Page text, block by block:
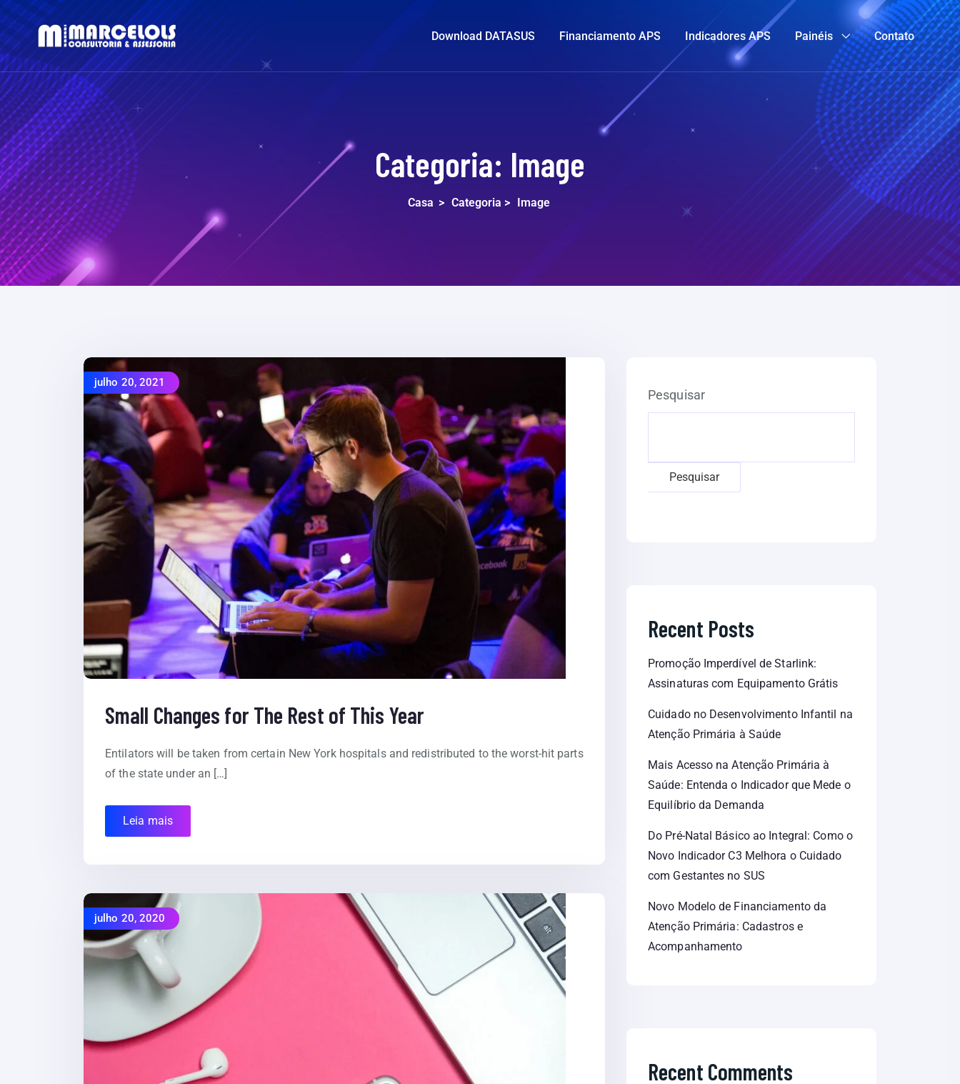
Download DATASUS Financiamento APS Indicadores APS Painéis Contato
Categoria: Image
Casa > Categoria > Image
julho 20, 2021
Small Changes for The Rest of This Year
Entilators will be taken from certain New York hospitals and redistributed to the worst-hit parts
of the state under an […]
Leia mais
julho 20, 2020
Pesquisar
Pesquisar
Recent Posts
Promoção Imperdível de Starlink:
Assinaturas com Equipamento Grátis
Cuidado no Desenvolvimento Infantil na
Atenção Primária à Saúde
Mais Acesso na Atenção Primária à
Saúde: Entenda o Indicador que Mede o
Equilíbrio da Demanda
Do Pré-Natal Básico ao Integral: Como o
Novo Indicador C3 Melhora o Cuidado
com Gestantes no SUS
Novo Modelo de Financiamento da
Atenção Primária: Cadastros e
Acompanhamento
Recent Comments